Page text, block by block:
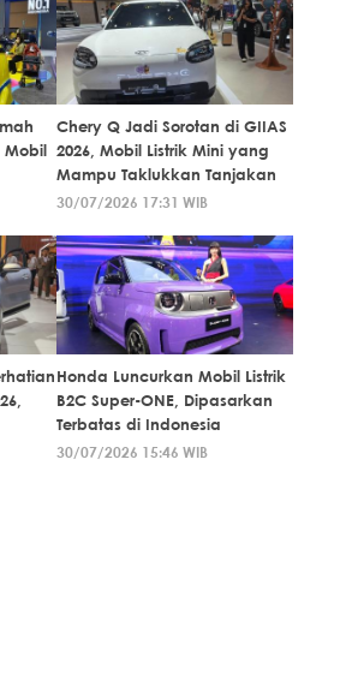
Mobil
Chery Q Jadi Sorotan di GIIAS
2026, Mobil Listrik Mini yang
Mampu Taklukkan Tanjakan
30/07/2026 17:31 WIB
Honda Luncurkan Mobil Listrik
B2C Super-ONE, Dipasarkan
Terbatas di Indonesia
30/07/2026 15:46 WIB